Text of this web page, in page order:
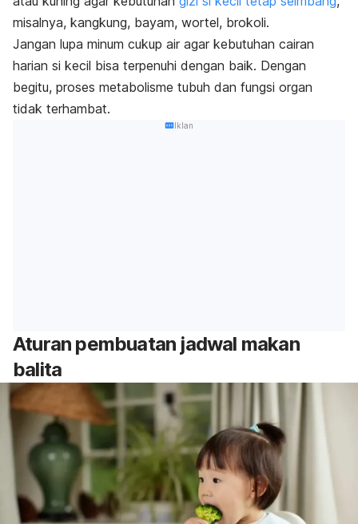
misalnya, kangkung, bayam, wortel, brokoli.
Jangan lupa minum cukup air agar kebutuhan cairan
harian si kecil bisa terpenuhi dengan baik. Dengan
begitu, proses metabolisme tubuh dan fungsi organ
tidak terhambat.
Iklan
Aturan pembuatan jadwal makan
balita